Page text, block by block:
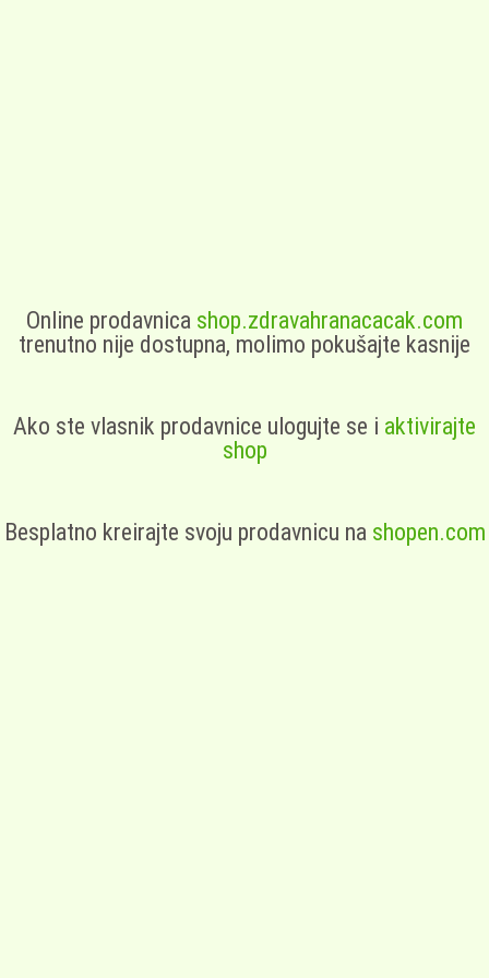
Online prodavnica shop.zdravahranacacak.com
trenutno nije dostupna, molimo pokušajte kasnije
Ako ste vlasnik prodavnice ulogujte se i aktivirajte
shop
Besplatno kreirajte svoju prodavnicu na shopen.com